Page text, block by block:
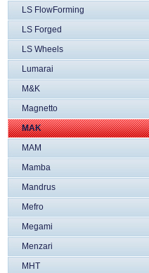
LS FlowForming
LS Forged
LS Wheels
Lumarai
M&K
Magnetto
MAK
MAM
Mamba
Mandrus
Mefro
Megami
Menzari
MHT